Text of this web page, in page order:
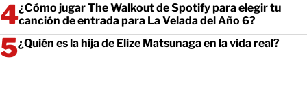
¿Cómo jugar The Walkout de Spotify para elegir tu
canción de entrada para La Velada del Año 6?
¿Quién es la hija de Elize Matsunaga en la vida real?